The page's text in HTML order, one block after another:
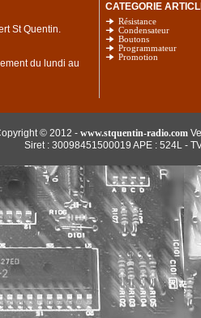
St Quentin.
du lundi au
CATEGORIE
Résistance
Condensateur
Boutons
Programmateur
Promotion
© 2012 - www.stquentin-radio.com
Siret : 30098451500019 APE : 524L -